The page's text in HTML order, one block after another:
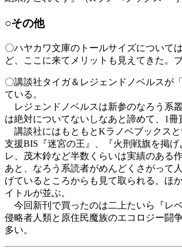
○その他
〇ハヤカワ文庫のトールサイズについて
ど、ここに来てメリットも見えてきた。
〇講談社タイガ＆レジェンドノベルスが
ている。
レジェンドノベルスは新参のなろう系
は絶対についてないしなあと諦めて、1
講談社にはもともとKラノベブックス
支援BIS『迷宮の王』、『火刑戦旗を掲
レ、茂木鈴など半数くらいは実績のある
あと、なろう系読者がめんどくさがって
げているところからも見て取られる。ほ
イトルが並ぶ。
今回新刊で買ったのは二上たいら『レ
侵略者人類と原住民魔族のエコロジー闘
多い。